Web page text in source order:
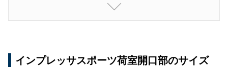
■後部座席使用時の荷室サイズ
インプレッサスポーツ荷室開口部のサイズ